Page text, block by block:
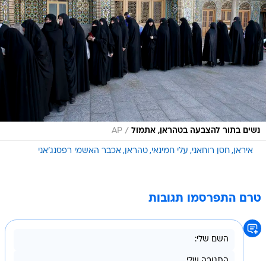
נשים בתור להצבעה בטהראן, אתמול /
AP
איראן חסן רוחאני עלי חמינאי טהראן אכבר האשמי רפסנג'אני
טרם התפרסמו תגובות